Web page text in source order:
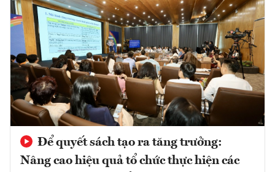
Để quyết sách tạo ra tăng trưởng:
Nâng cao hiệu quả tổ chức thực hiện các